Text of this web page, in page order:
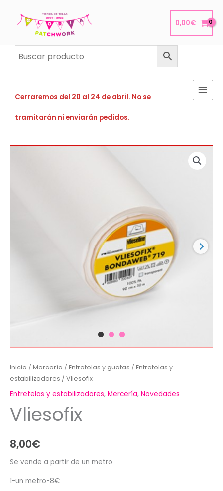
0,00€
Cerraremos del 20 al 24 de abril. No se
tramitarán ni enviarán pedidos.
Inicio / Mercería / Entretelas y guatas / Entretelas y
estabilizadores / Vliesofix
Entretelas y estabilizadores, Mercería, Novedades
Vliesofix
8,00€
Se vende a partir de un metro
1-un metro-8€